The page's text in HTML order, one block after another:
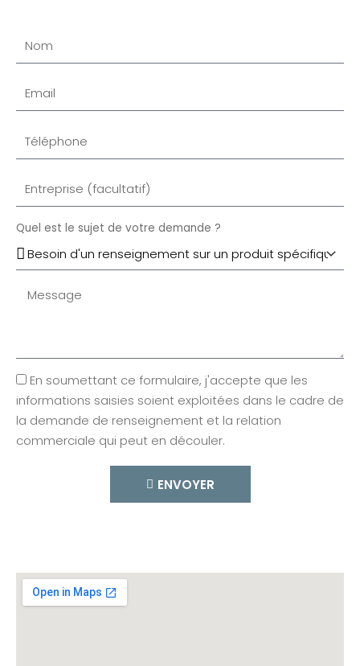
Quel est le sujet de votre demande ?
En soumettant ce formulaire, j'accepte que les
informations saisies soient exploitées dans le cadre de
la demande de renseignement et la relation
commerciale qui peut en découler.​
ENVOYER